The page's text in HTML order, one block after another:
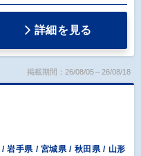
詳細を見る
掲載期間：26/08/05～26/08/18
岩手県 / 宮城県 / 秋田県 / 山形